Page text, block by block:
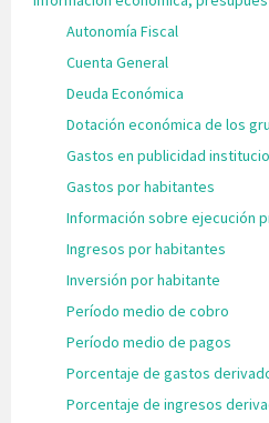
Autonomía Fiscal
Cuenta General
Deuda Económica
Dotación económica de los
Gastos en publicidad
Gastos por habitantes
Información sobre ejecución
Ingresos por habitantes
Inversión por habitante
Período medio de cobro
Período medio de pagos
Porcentaje de gastos
Porcentaje de ingresos